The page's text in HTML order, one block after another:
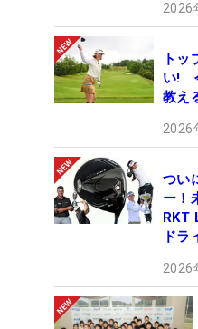
2026
トッ
い!
教え
2026
つい
ー！
RKT
ドラ
2026